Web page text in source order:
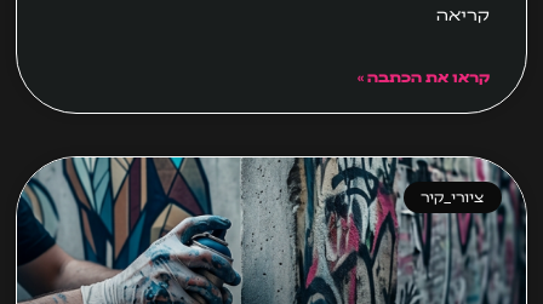
קריאה
קראו את הכתבה »
ציורי_קיר